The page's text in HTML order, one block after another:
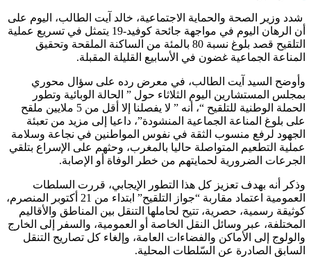
شدد وزير الصحة والحماية الاجتماعية، خالد آيت الطالب، اليوم على
أن الرهان اليوم في مواجهة جائحة كوفيد-19 يتمثل في تسريع عملية
التلقيح قصد بلوغ نسبة 80 بالمئة من الساكنة الملقحة وتحقيق
المناعة الجماعية غضون في الأسابيع القليلة المقبلة.
وأوضح السيد آيت الطالب، في معرض رده على سؤال محوري
بمجلس المستشارين اليوم الثلاثاء حول ” الحالة الوبائية وتطور
الحملة الوطنية للتلقيح “، أنه ” لا يفصلنا إلا أقل من 5 ملايين ملقح
على بلوغ المناعة الجماعية المنشودة”، داعيا إلى مزيد من تعبئة
الجهود لرفع منسوب الثقة في نفوس المواطنين في نجاعة وسلامة
عملية التطعيم المتواصلة حاليا بالمغرب، وحثهم على الإسراع بتلقي
الجرعات الضرورية لحمايتهم من خطر الوفاة أو الإصابة.
وذكر أنه بهدف تعزيز كل هذا التطور الإيجابي، قررت السلطات
العمومية اعتماد مقاربة “جواز التلقيح” ابتداء من 21 أكتوبر المنصرم،
كوثيقة رسمية، حصرية، تتيح لحاملها التنقل بين المناطق والأقاليم
المختلفة، عبر وسائل النقل الخاصة أو العمومية، والسفر إلى الخارج
والولوج إلى الأماكن والفضاءات العامة، وإلغاء كل تصاريح التنقل
السابق الصادرة عن السّلطات المحلية.